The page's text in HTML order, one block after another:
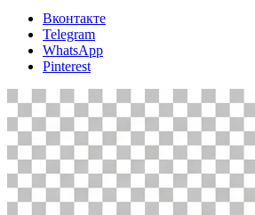
Вконтакте
Telegram
WhatsApp
Pinterest